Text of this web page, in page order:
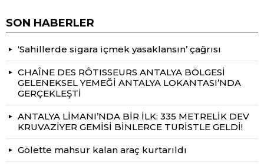
SON HABERLER
‘Sahillerde sigara içmek yasaklansın’ çağrısı
CHAÎNE DES RÔTISSEURS ANTALYA BÖLGESİ
GELENEKSEL YEMEĞİ ANTALYA LOKANTASI’NDA
GERÇEKLEŞTİ
ANTALYA LİMANI’NDA BİR İLK: 335 METRELİK DEV
KRUVAZİYER GEMİSİ BİNLERCE TURİSTLE GELDİ!
Gölette mahsur kalan araç kurtarıldı